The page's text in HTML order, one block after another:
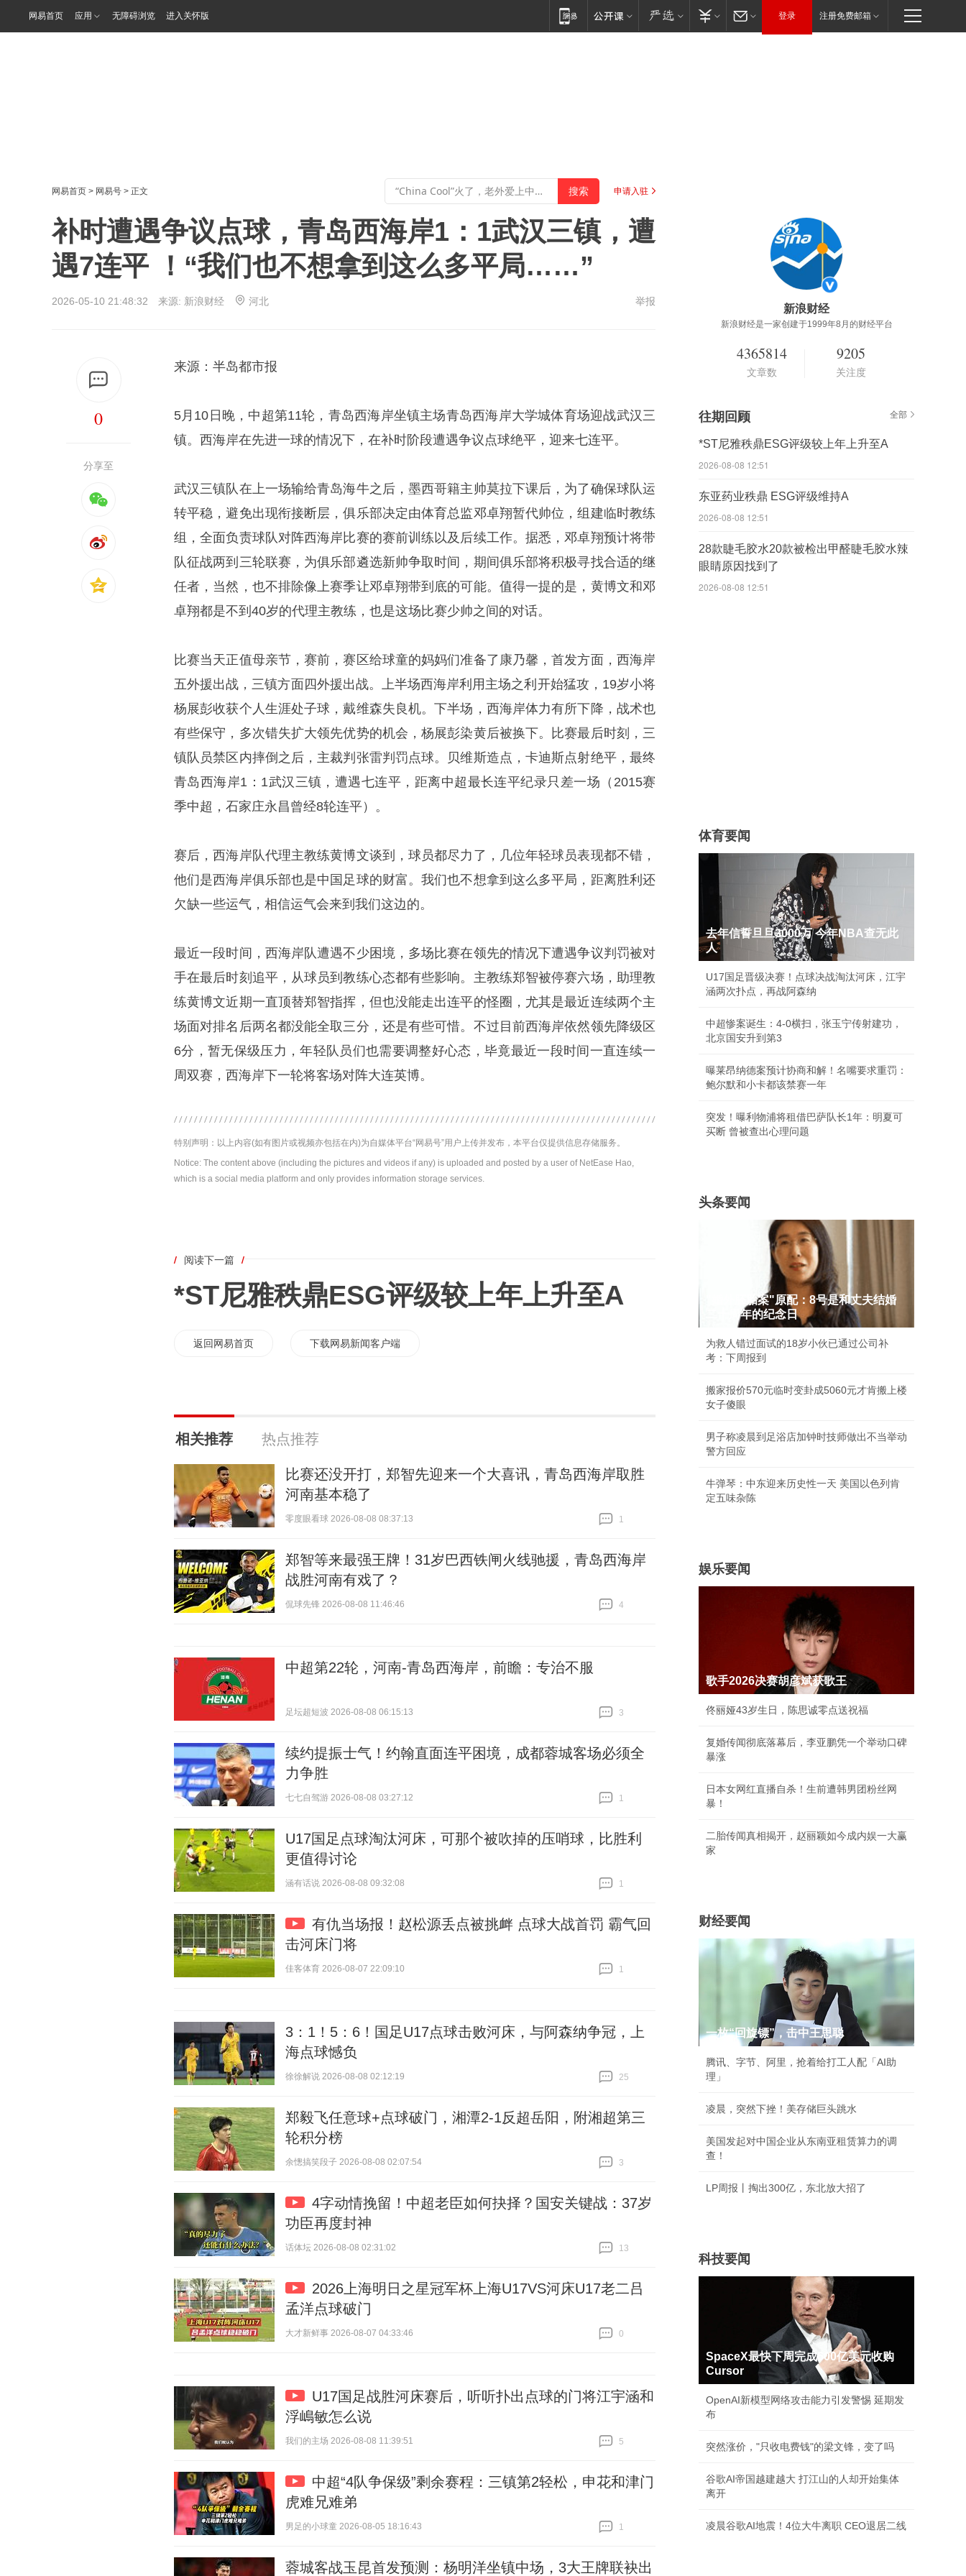
网易首页 应用 无障碍浏览 进入关怀版 登录 注册免费邮箱
网易首页 > 网易号 > 正文 申请入驻
补时遭遇争议点球，青岛西海岸1：1武汉三镇，遭
遇7连平 ！“我们也不想拿到这么多平局……”
2026-05-10 21:48:32 来源: 新浪财经 河北 举报
0
分享至
来源：半岛都市报
5月10日晚，中超第11轮，青岛西海岸坐镇主场青岛西海岸大学城体育场迎战武汉三
镇。西海岸在先进一球的情况下，在补时阶段遭遇争议点球绝平，迎来七连平。
武汉三镇队在上一场输给青岛海牛之后，墨西哥籍主帅莫拉下课后，为了确保球队运
转平稳，避免出现衔接断层，俱乐部决定由体育总监邓卓翔暂代帅位，组建临时教练
组，全面负责球队对阵西海岸比赛的赛前训练以及后续工作。据悉，邓卓翔预计将带
队征战两到三轮联赛，为俱乐部遴选新帅争取时间，期间俱乐部将积极寻找合适的继
任者，当然，也不排除像上赛季让邓卓翔带到底的可能。值得一提的是，黄博文和邓
卓翔都是不到40岁的代理主教练，也是这场比赛少帅之间的对话。
比赛当天正值母亲节，赛前，赛区给球童的妈妈们准备了康乃馨，首发方面，西海岸
五外援出战，三镇方面四外援出战。上半场西海岸利用主场之利开始猛攻，19岁小将
杨展彭收获个人生涯处子球，戴维森失良机。下半场，西海岸体力有所下降，战术也
有些保守，多次错失扩大领先优势的机会，杨展彭染黄后被换下。比赛最后时刻，三
镇队员禁区内摔倒之后，主裁判张雷判罚点球。贝维斯造点，卡迪斯点射绝平，最终
青岛西海岸1：1武汉三镇，遭遇七连平，距离中超最长连平纪录只差一场（2015赛
季中超，石家庄永昌曾经8轮连平）。
赛后，西海岸队代理主教练黄博文谈到，球员都尽力了，几位年轻球员表现都不错，
他们是西海岸俱乐部也是中国足球的财富。我们也不想拿到这么多平局，距离胜利还
欠缺一些运气，相信运气会来到我们这边的。
最近一段时间，西海岸队遭遇不少困境，多场比赛在领先的情况下遭遇争议判罚被对
手在最后时刻追平，从球员到教练心态都有些影响。主教练郑智被停赛六场，助理教
练黄博文近期一直顶替郑智指挥，但也没能走出连平的怪圈，尤其是最近连续两个主
场面对排名后两名都没能全取三分，还是有些可惜。不过目前西海岸依然领先降级区
6分，暂无保级压力，年轻队员们也需要调整好心态，毕竟最近一段时间一直连续一
周双赛，西海岸下一轮将客场对阵大连英博。
特别声明：以上内容(如有图片或视频亦包括在内)为自媒体平台“网易号”用户上传并发布，本平台仅提供信息存储服务。
Notice: The content above (including the pictures and videos if any) is uploaded and posted by a user of NetEase Hao,
which is a social media platform and only provides information storage services.
/ 阅读下一篇 /
*ST尼雅秩鼎ESG评级较上年上升至A
返回网易首页 下载网易新闻客户端
相关推荐 热点推荐
比赛还没开打，郑智先迎来一个大喜讯，青岛西海岸取胜
河南基本稳了
零度眼看球 2026-08-08 08:37:13
1
郑智等来最强王牌！31岁巴西铁闸火线驰援，青岛西海岸
战胜河南有戏了？
侃球先锋 2026-08-08 11:46:46
4
中超第22轮，河南-青岛西海岸，前瞻：专治不服
足坛超短波 2026-08-08 06:15:13
3
续约提振士气！约翰直面连平困境，成都蓉城客场必须全
力争胜
七七自驾游 2026-08-08 03:27:12
1
U17国足点球淘汰河床，可那个被吹掉的压哨球，比胜利
更值得讨论
涵有话说 2026-08-08 09:32:08
1
有仇当场报！赵松源丢点被挑衅 点球大战首罚 霸气回
击河床门将
佳客体育 2026-08-07 22:09:10
1
3：1！5：6！国足U17点球击败河床，与阿森纳争冠，上
海点球憾负
徐徐解说 2026-08-08 02:12:19
25
郑毅飞任意球+点球破门，湘潭2-1反超岳阳，附湘超第三
轮积分榜
余憁搞笑段子 2026-08-08 02:07:54
3
4字动情挽留！中超老臣如何抉择？国安关键战：37岁
功臣再度封神
话体坛 2026-08-08 02:31:02
13
2026上海明日之星冠军杯上海U17VS河床U17老二吕
孟洋点球破门
大才新鲜事 2026-08-07 04:33:46
0
U17国足战胜河床赛后，听听扑出点球的门将江宇涵和
浮嶋敏怎么说
我们的主场 2026-08-08 11:39:51
5
中超“4队争保级”剩余赛程：三镇第2轻松，申花和津门
虎难兄难弟
男足的小球童 2026-08-05 18:16:43
1
蓉城客战玉昆首发预测：杨明洋坐镇中场，3大王牌联袂出
新浪财经
新浪财经是一家创建于1999年8月的财经平台
4365814
文章数
9205
关注度
往期回顾 全部
*ST尼雅秩鼎ESG评级较上年上升至A
2026-08-08 12:51
东亚药业秩鼎 ESG评级维持A
2026-08-08 12:51
28款睫毛胶水20款被检出甲醛睫毛胶水辣
眼睛原因找到了
2026-08-08 12:51
体育要闻
去年信誓旦旦3000万 今年NBA查无此
人
U17国足晋级决赛！点球决战淘汰河床，江宇
涵两次扑点，再战阿森纳
中超惨案诞生：4-0横扫，张玉宁传射建功，
北京国安升到第3
曝莱昂纳德案预计协商和解！名嘴要求重罚：
鲍尔默和小卡都该禁赛一年
突发！曝利物浦将租借巴萨队长1年：明夏可
买断 曾被查出心理问题
头条要闻
"婚外胚胎案"原配：8号是和丈夫结婚
二十周年的纪念日
为救人错过面试的18岁小伙已通过公司补
考：下周报到
搬家报价570元临时变卦成5060元才肯搬上楼
女子傻眼
男子称凌晨到足浴店加钟时技师做出不当举动
警方回应
牛弹琴：中东迎来历史性一天 美国以色列肯
定五味杂陈
娱乐要闻
歌手2026决赛胡彦斌获歌王
佟丽娅43岁生日，陈思诚零点送祝福
复婚传闻彻底落幕后，李亚鹏凭一个举动口碑
暴涨
日本女网红直播自杀！生前遭韩男团粉丝网
暴！
二胎传闻真相揭开，赵丽颖如今成内娱一大赢
家
财经要闻
一枚“回旋镖”，击中王思聪
腾讯、字节、阿里，抢着给打工人配「AI助
理」
凌晨，突然下挫！美存储巨头跳水
美国发起对中国企业从东南亚租赁算力的调
查！
LP周报丨掏出300亿，东北放大招了
科技要闻
SpaceX最快下周完成600亿美元收购
Cursor
OpenAI新模型网络攻击能力引发警惕 延期发
布
突然涨价，"只收电费钱"的梁文锋，变了吗
谷歌AI帝国越建越大 打江山的人却开始集体
离开
凌晨谷歌AI地震！4位大牛离职 CEO退居二线